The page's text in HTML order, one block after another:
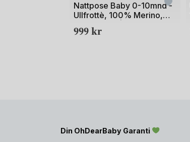
av
Nattpose Baby 0-10mnd -
Ullfrottè, 100% Merino,
Ubehandlet | Baby
Sleeping
999kr
Din OhDearBaby Garanti